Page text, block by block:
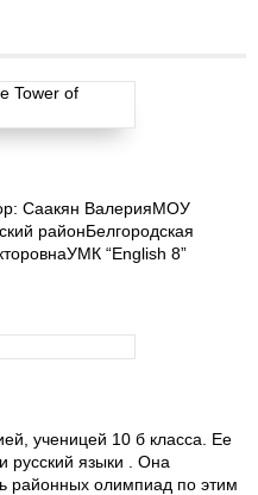
Саакян ВалерияМОУ
районБелгородская
“English 8”
ученицей 10 б класса. Ее
русский языки . Она
районных олимпиад по этим